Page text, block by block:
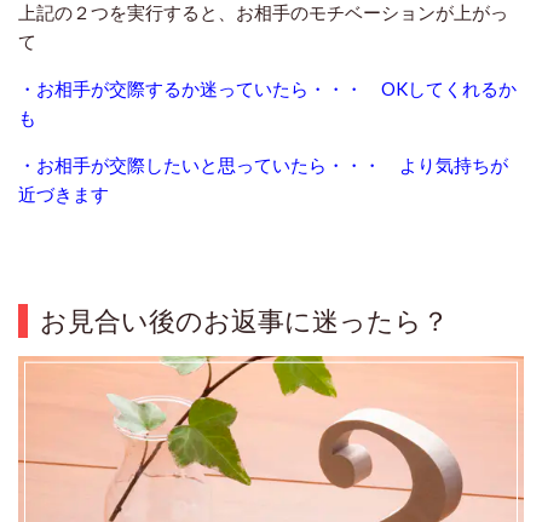
上記の２つを実行すると、お相手のモチベーションが上がっ
て
・お相手が交際するか迷っていたら・・・ OKしてくれるか
も
・お相手が交際したいと思っていたら・・・ より気持ちが
近づきます
お見合い後のお返事に迷ったら？